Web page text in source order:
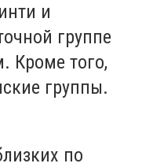
и
группе
Кроме того,
группы.
по